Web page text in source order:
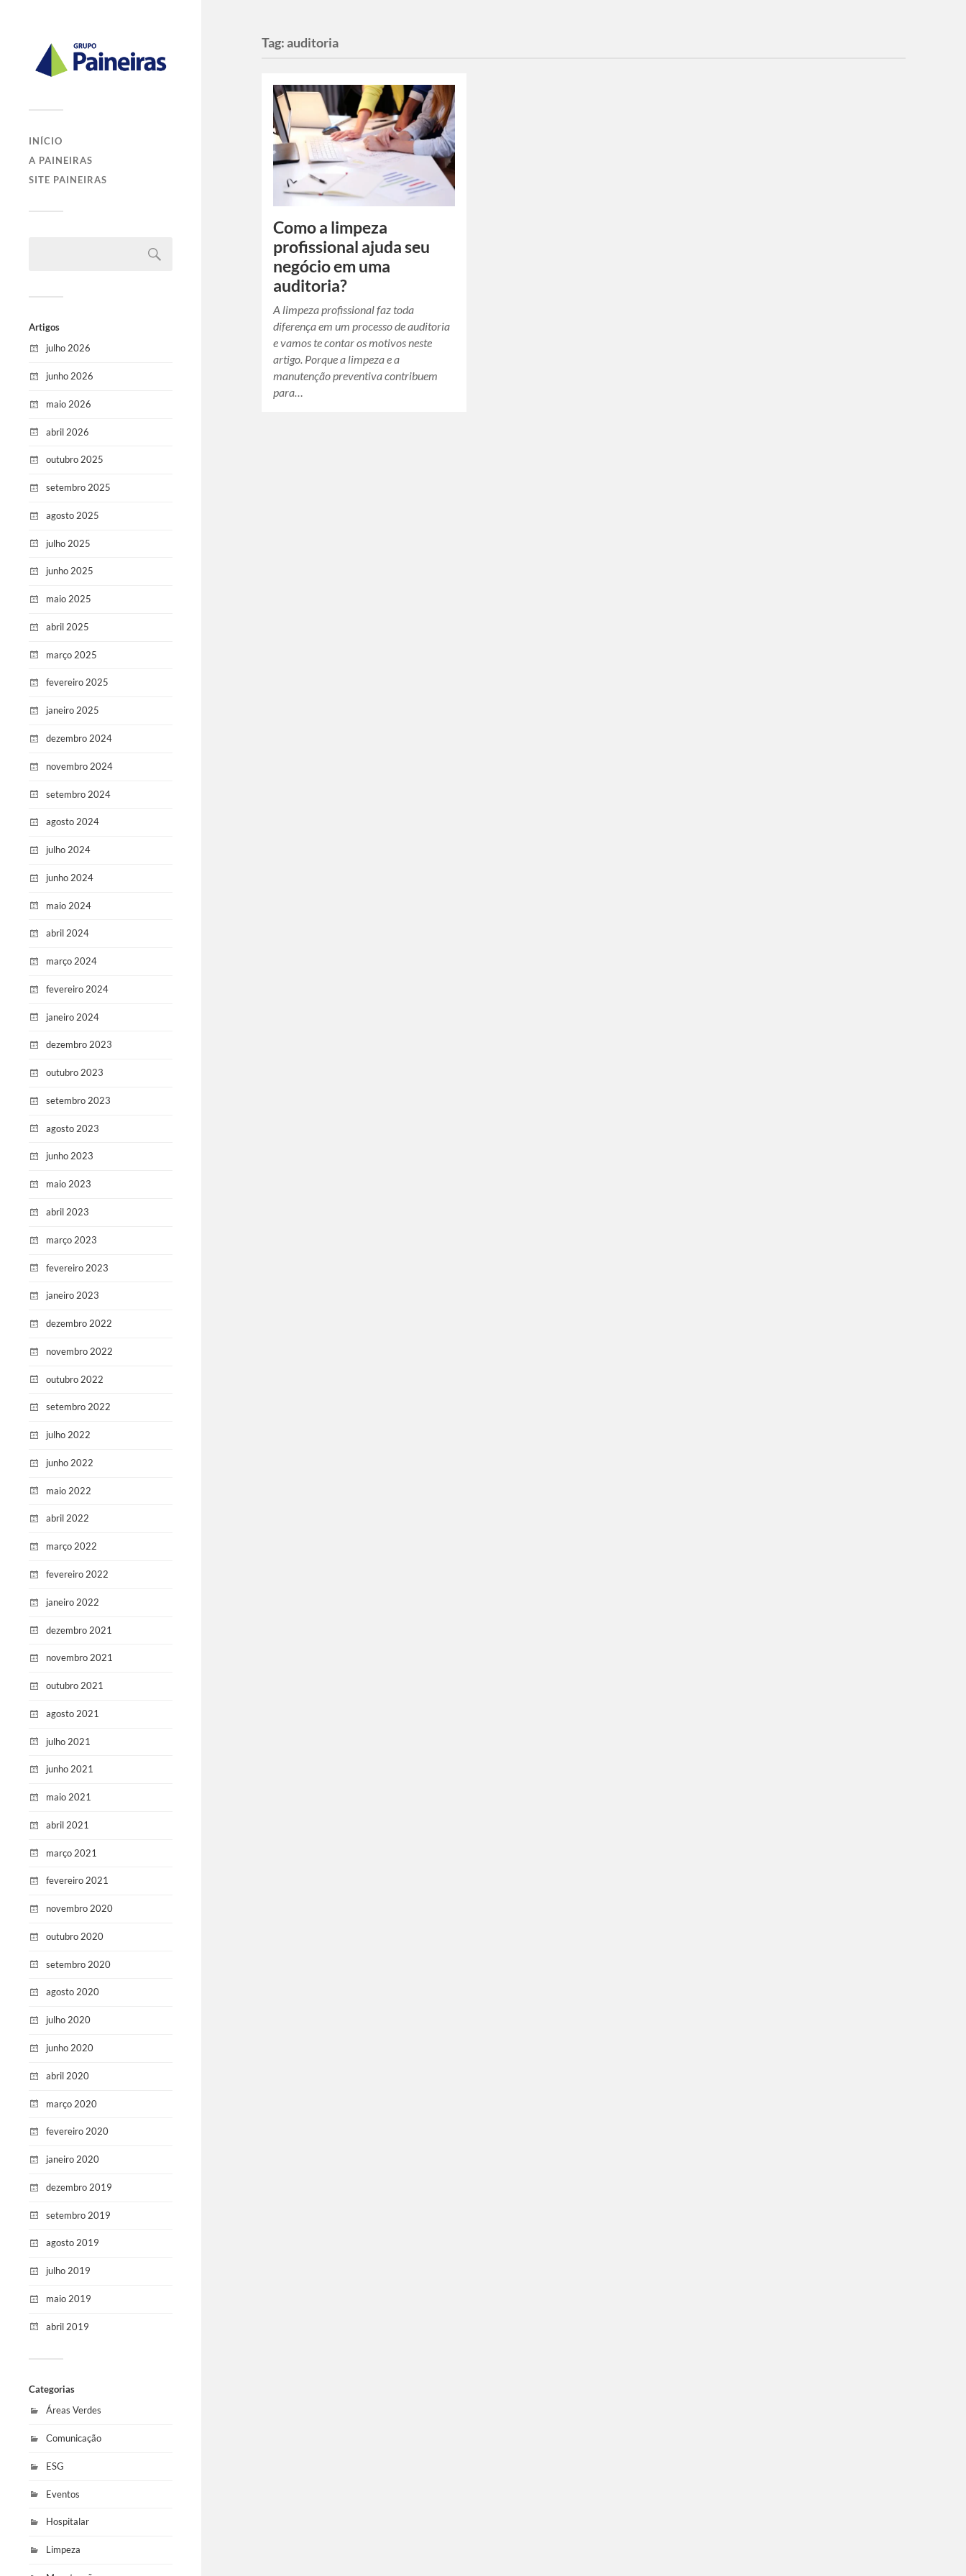
INÍCIO
A PAINEIRAS
SITE PAINEIRAS
Artigos
julho 2026
junho 2026
maio 2026
abril 2026
outubro 2025
setembro 2025
agosto 2025
julho 2025
junho 2025
maio 2025
abril 2025
março 2025
fevereiro 2025
janeiro 2025
dezembro 2024
novembro 2024
setembro 2024
agosto 2024
julho 2024
junho 2024
maio 2024
abril 2024
março 2024
fevereiro 2024
janeiro 2024
dezembro 2023
outubro 2023
setembro 2023
agosto 2023
junho 2023
maio 2023
abril 2023
março 2023
fevereiro 2023
janeiro 2023
dezembro 2022
novembro 2022
outubro 2022
setembro 2022
julho 2022
junho 2022
maio 2022
abril 2022
março 2022
fevereiro 2022
janeiro 2022
dezembro 2021
novembro 2021
outubro 2021
agosto 2021
julho 2021
junho 2021
maio 2021
abril 2021
março 2021
fevereiro 2021
novembro 2020
outubro 2020
setembro 2020
agosto 2020
julho 2020
junho 2020
abril 2020
março 2020
fevereiro 2020
janeiro 2020
dezembro 2019
setembro 2019
agosto 2019
julho 2019
maio 2019
abril 2019
Categorias
Áreas Verdes
Comunicação
ESG
Eventos
Hospitalar
Limpeza
Tag:auditoria
Como a limpeza
profissional ajuda seu
negócio em uma
auditoria?
A limpeza profissional faz toda
diferença em um processo de auditoria
e vamos te contar os motivos neste
artigo. Porque a limpeza e a
manutenção preventiva contribuem
para…